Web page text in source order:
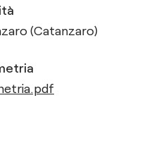
(Catanzaro)